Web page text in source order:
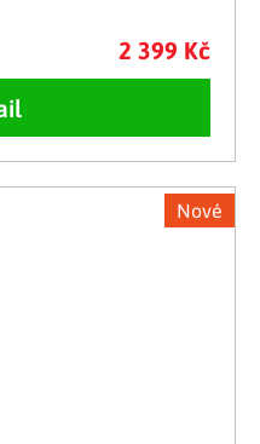
2 399 Kč
Nové